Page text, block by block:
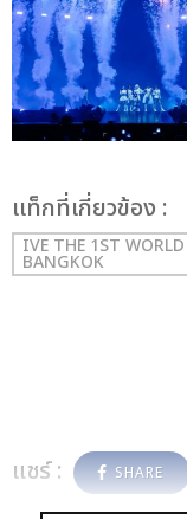
เเท็กที่เกี่ยวข้อง :
IVE THE 1ST
BANGKOK
แชร์ : SHARE